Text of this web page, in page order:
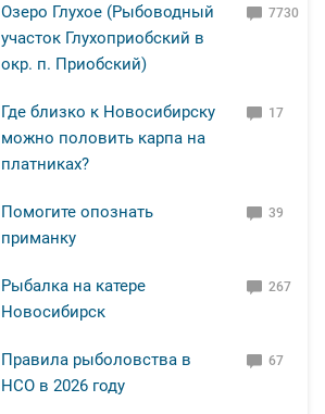
Озеро Глухое (Рыбоводный
участок Глухоприобский в
окр. п. Приобский)
7730
Где близко к Новосибирску
можно половить карпа на
платниках?
17
Помогите опознать
приманку
39
Рыбалка на катере
Новосибирск
267
Правила рыболовства в
НСО в 2026 году
67